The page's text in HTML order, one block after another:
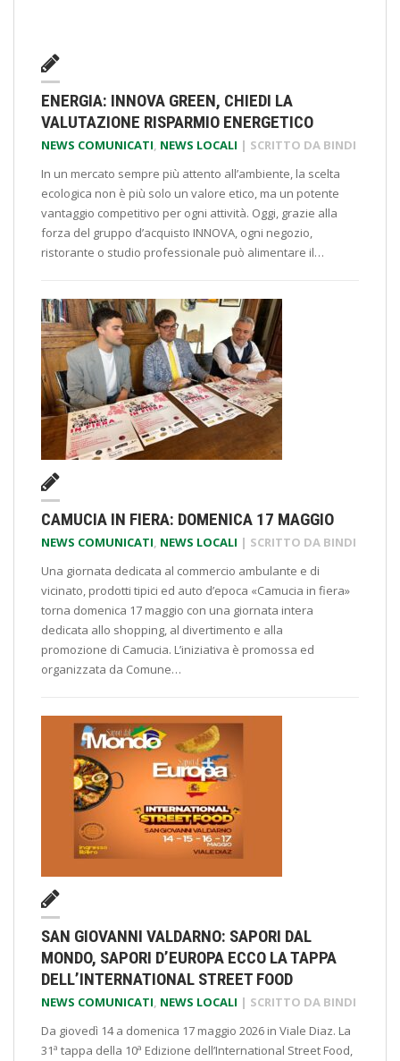
ENERGIA: INNOVA GREEN, CHIEDI LA
VALUTAZIONE RISPARMIO ENERGETICO
NEWS COMUNICATI, NEWS LOCALI | SCRITTO DA BINDI
In un mercato sempre più attento all’ambiente, la scelta
ecologica non è più solo un valore etico, ma un potente
vantaggio competitivo per ogni attività. Oggi, grazie alla
forza del gruppo d’acquisto INNOVA, ogni negozio,
ristorante o studio professionale può alimentare il…
CAMUCIA IN FIERA: DOMENICA 17 MAGGIO
NEWS COMUNICATI, NEWS LOCALI | SCRITTO DA BINDI
Una giornata dedicata al commercio ambulante e di
vicinato, prodotti tipici ed auto d’epoca «Camucia in fiera»
torna domenica 17 maggio con una giornata intera
dedicata allo shopping, al divertimento e alla
promozione di Camucia. L’iniziativa è promossa ed
organizzata da Comune…
SAN GIOVANNI VALDARNO: SAPORI DAL
MONDO, SAPORI D’EUROPA ECCO LA TAPPA
DELL’INTERNATIONAL STREET FOOD
NEWS COMUNICATI, NEWS LOCALI | SCRITTO DA BINDI
Da giovedì 14 a domenica 17 maggio 2026 in Viale Diaz. La
31ª tappa della 10ª Edizione dell’International Street Food,